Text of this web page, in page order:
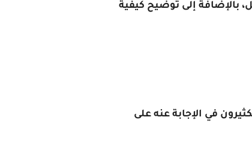
بالإضافة إلى توضيح كيفية
في الإجابة عنه على